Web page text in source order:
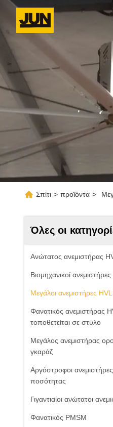
Σπίτι > προϊόντα >
Όλες οι
Ανώτατος ανεμιστήρας
Βιομηχανικοί
Μεγάλοι ανεμιστήρες
Φανατικός ανεμιστήρας
τοποθετείται σε στύλο
Μεγάλος ανεμιστήρας
γκαράζ
Αργόστροφοι
ποσότητας
Γιγαντιαίοι ανώτατοι
Φανατικός PMSM